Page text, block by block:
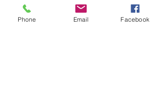
een eenvoudige manier de
mooiste producten helemaal naar
Phone Email Facebook